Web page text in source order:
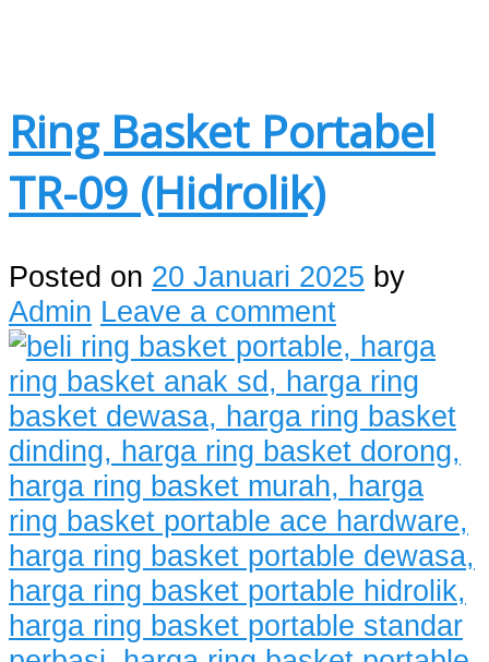
Ring Basket Portabel
TR-09 (Hidrolik)
Posted on 20 Januari 2025 by
Admin Leave a comment